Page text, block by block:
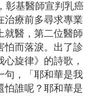
基醫師宣判乳癌
治療前多尋求專業
就醫，第二位醫師
怕而落淚。出了診
旋律》的詩歌，
句，「耶和華是我
怕誰呢？耶和華是